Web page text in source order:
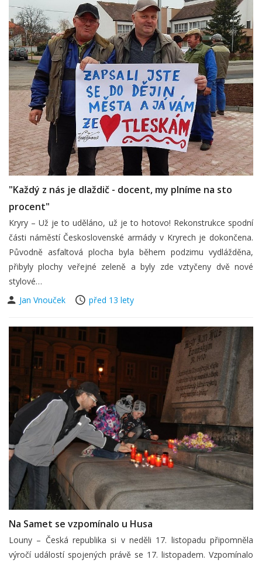
"Každý z nás je dlaždič - docent, my plníme na sto
procent"
Kryry – Už je to uděláno, už je to hotovo! Rekonstrukce spodní
části náměstí Československé armády v Kryrech je dokončena.
Původně asfaltová plocha byla během podzimu vydlážděna,
přibyly plochy veřejné zeleně a byly zde vztyčeny dvě nové
stylové…
Jan Vnouček
před 13 lety
Na Samet se vzpomínalo u Husa
Louny – Česká republika si v neděli 17. listopadu připomněla
výročí událostí spojených právě se 17. listopadem. Vzpomínalo